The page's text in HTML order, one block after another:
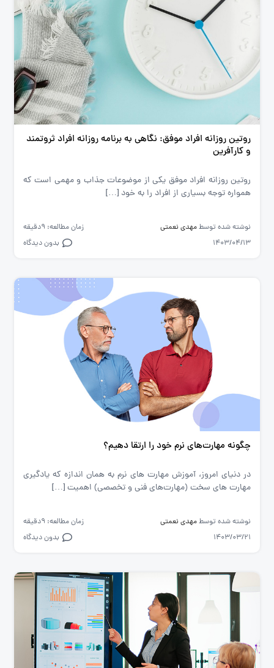
روتین روزانه افراد موفق: نگاهی به برنامه روزانه افراد ثروتمند
و کارآفرین
روتین روزانه افراد موفق یکی از موضوعات جذاب و مهمی است که
همواره توجه بسیاری از افراد را به خود […]
نوشته شده توسطمهدی نعمتی
زمان مطالعه: 9دقیقه
1403/04/13
بدون دیدگاه
چگونه مهارت‌های نرم خود را ارتقا دهیم؟
در دنیای امروز، آموزش مهارت های نرم به همان اندازه که یادگیری
مهارت های سخت (مهارت‌های فنی و تخصصی) اهمیت […]
نوشته شده توسطمهدی نعمتی
زمان مطالعه: 9دقیقه
1403/03/21
بدون دیدگاه